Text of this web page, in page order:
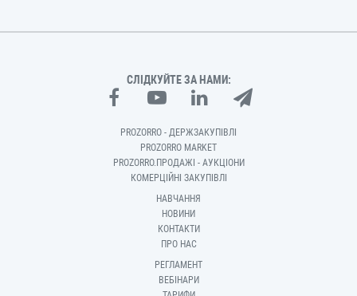
СЛІДКУЙТЕ ЗА НАМИ:
PROZORRO - ДЕРЖЗАКУПІВЛІ
PROZORRO MARKET
PROZORRO.ПРОДАЖІ - АУКЦІОНИ
КОМЕРЦІЙНІ ЗАКУПІВЛІ
НАВЧАННЯ
НОВИНИ
КОНТАКТИ
ПРО НАС
РЕГЛАМЕНТ
ВЕБІНАРИ